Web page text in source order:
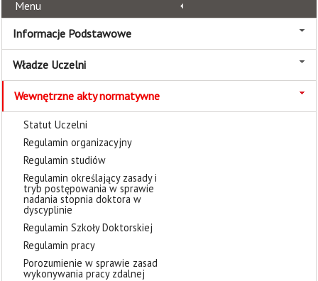
Menu
Informacje Podstawowe
Władze Uczelni
Wewnętrzne akty normatywne
Statut Uczelni
Regulamin organizacyjny
Regulamin studiów
Regulamin określający zasady i
tryb postępowania w sprawie
nadania stopnia doktora w
dyscyplinie
Regulamin Szkoły Doktorskiej
Regulamin pracy
Porozumienie w sprawie zasad
wykonywania pracy zdalnej